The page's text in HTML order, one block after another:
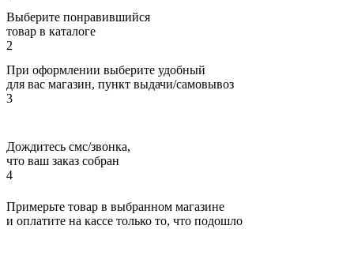
Выберите понравившийся
товар в каталоге
2
При оформлении выберите удобный
для вас магазин, пункт выдачи/самовывоз
3
Дождитесь смс/звонка,
что ваш заказ собран
4
Примерьте товар в выбранном магазине
и оплатите на кассе только то, что подошло